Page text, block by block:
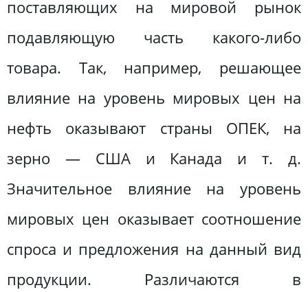
поставляющих на мировой рынок
подавляющую часть какого-либо
товара. Так, например, решающее
влияние на уровень мировых цен на
нефть оказывают страны ОПЕК, на
зерно — США и Канада и т. д.
Значительное влияние на уровень
мировых цен оказывает соотношение
спроса и предложения на данный вид
продукции. Различаются в